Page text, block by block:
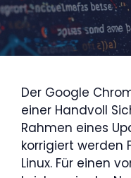
Der Google
einer Handvoll
Rahmen eines
korrigiert werden
Linux. Für einen